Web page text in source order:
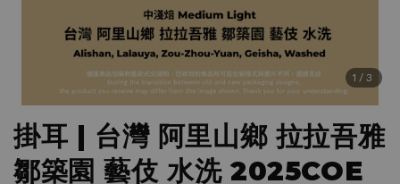
1 /3
掛耳 | 台灣 阿里山鄉 拉拉吾雅
鄒築園 藝伎 水洗 2025COE